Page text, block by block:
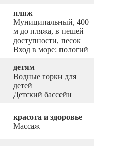
пляж
Муниципальный, 400
м до пляжа, в пешей
доступности, песок
Вход в море: пологий
детям
Водные горки для
детей
Детский бассейн
красота и здоровье
Массаж